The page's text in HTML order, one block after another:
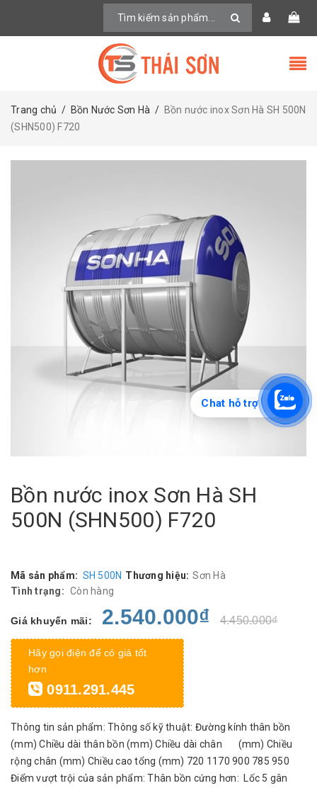
Trang chủ / Bồn Nước Sơn Hà / Bồn nước inox Sơn Hà SH 500N
(SHN500) F720
Bồn nước inox Sơn Hà SH
500N (SHN500) F720
Mã sản phẩm: SH 500N Thương hiệu: Sơn Hà
Tình trạng: Còn hàng
Giá khuyến mãi: 2.540.000₫ 4.450.000₫
Hãy gọi điện để có giá tốt
hơn
0911.291.445
Thông tin sản phẩm: Thông số kỹ thuật: Đường kính thân bồn
(mm) Chiều dài thân bồn (mm) Chiều dài chân (mm) Chiều
rộng chân (mm) Chiều cao tổng (mm) 720 1170 900 785 950
Điểm vượt trội của sản phẩm: Thân bồn cứng hơn: Lốc 5 gân
Chat hỗ trợ